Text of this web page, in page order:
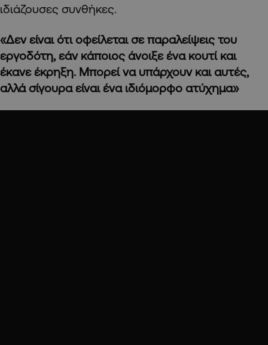
ιδιάζουσες συνθήκες.
«Δεν είναι ότι οφείλεται σε παραλείψεις του
εργοδότη, εάν κάποιος άνοιξε ένα κουτί και
έκανε έκρηξη. Μπορεί να υπάρχουν και αυτές,
αλλά σίγουρα είναι ένα ιδιόμορφο ατύχημα»